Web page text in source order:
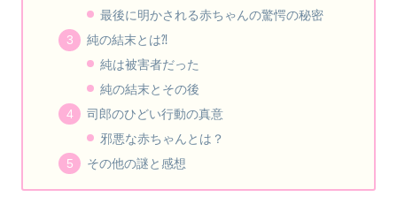
最後に明かされる赤ちゃんの驚愕の秘密
純の結末とは⁈
純は被害者だった
純の結末とその後
司郎のひどい行動の真意
邪悪な赤ちゃんとは？
その他の謎と感想